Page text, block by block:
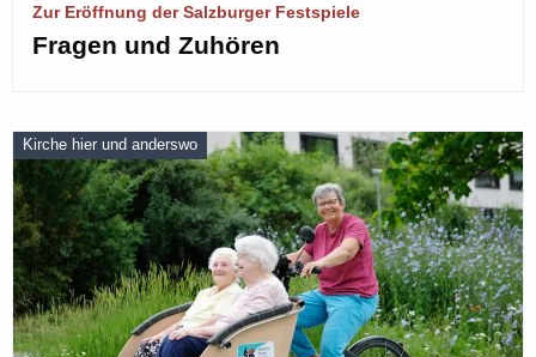
Zur Eröffnung der Salzburger Festspiele
Fragen und Zuhören
Kirche hier und anderswo